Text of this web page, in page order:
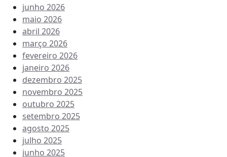
junho 2026
maio 2026
abril 2026
março 2026
fevereiro 2026
janeiro 2026
dezembro 2025
novembro 2025
outubro 2025
setembro 2025
agosto 2025
julho 2025
junho 2025